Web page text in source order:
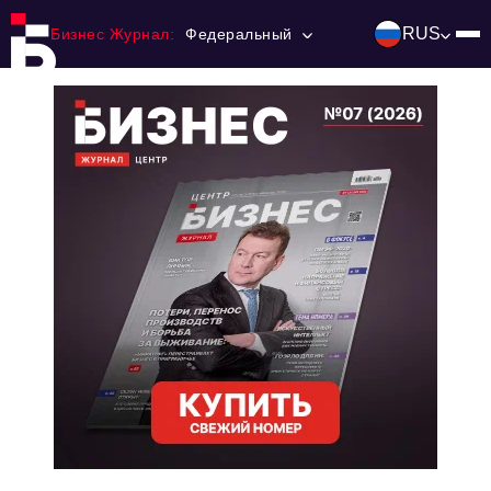
Бизнес Журнал: Федеральный RUS
Ниши и рынки
Технологии и тренды